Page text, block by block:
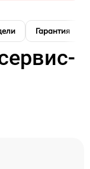
Гарантия